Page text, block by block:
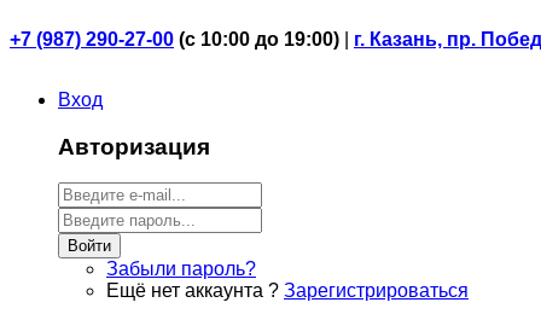
+7 (987) 290-27-00 (с 10:00 до 19:00) г. Казань, пр.
Вход
Авторизация
Войти
Забыли пароль?
Ещё нет аккаунта ? Зарегистрироваться